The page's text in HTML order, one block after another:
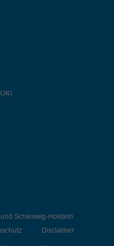
Schleswig-Holstein
Disclaimer